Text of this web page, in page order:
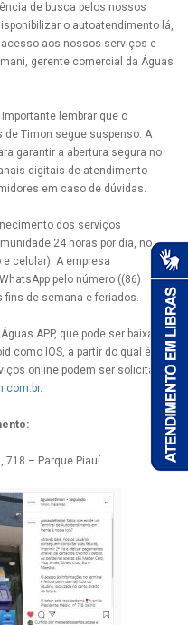
de busca pelos nossos
o autoatendimento lá,
aos nossos serviços e
gerente comercial da Águas
Importante lembrar que o
Timon segue suspenso. A
garantir a abertura segura no
digitais de atendimento
em caso de dúvidas.
dos serviços
24 horas por dia, no
celular). A empresa
pelo número ((86)
fins de semana e feriados.
APP, que pode ser baixado
como IOS, a partir do qual é
online podem ser solicitados
.
718 – Parque Piauí